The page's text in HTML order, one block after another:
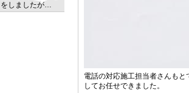
電話の対応施工担当者さんもと
してお任せできました。
をしましたが…